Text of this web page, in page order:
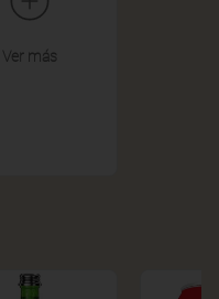
Ver más